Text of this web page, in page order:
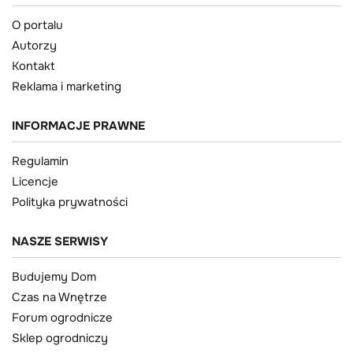
O portalu
Autorzy
Kontakt
Reklama i marketing
INFORMACJE PRAWNE
Regulamin
Licencje
Polityka prywatności
NASZE SERWISY
Budujemy Dom
Czas na Wnętrze
Forum ogrodnicze
Sklep ogrodniczy